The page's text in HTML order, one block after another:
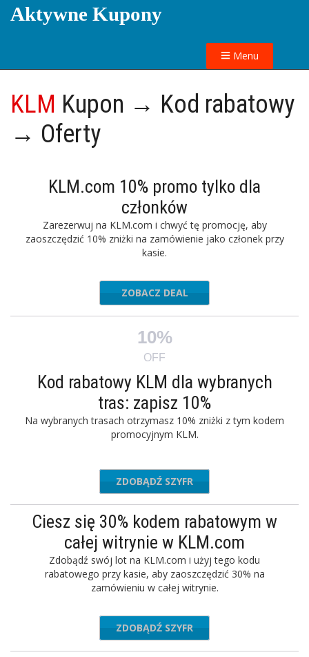
Aktywne Kupony
Menu
KLM Kupon → Kod rabatowy
→ Oferty
KLM.com 10% promo tylko dla
członków
Zarezerwuj na KLM.com i chwyć tę promocję, aby
zaoszczędzić 10% zniżki na zamówienie jako członek przy
kasie.
ZOBACZ DEAL
10%
OFF
Kod rabatowy KLM dla wybranych
tras: zapisz 10%
Na wybranych trasach otrzymasz 10% zniżki z tym kodem
promocyjnym KLM.
mfb
ZDOBĄDŹ SZYFR
Ciesz się 30% kodem rabatowym w
całej witrynie w KLM.com
Zdobądź swój lot na KLM.com i użyj tego kodu
rabatowego przy kasie, aby zaoszczędzić 30% na
zamówieniu w całej witrynie.
uitsuit
ZDOBĄDŹ SZYFR